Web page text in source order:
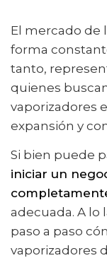
El mercado de
forma
tanto,
quienes
vaporizadores
expansión y
Si bien puede
iniciar un
adecuada. A lo
paso a paso
vaporizadores